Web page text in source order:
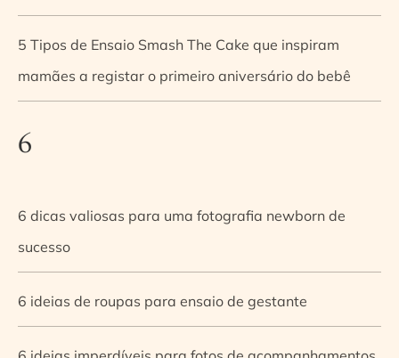
5 Tipos de Ensaio Smash The Cake que inspiram
mamães a registar o primeiro aniversário do bebê
6
6 dicas valiosas para uma fotografia newborn de
sucesso
6 ideias de roupas para ensaio de gestante